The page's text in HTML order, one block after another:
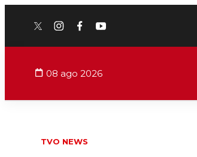
twitterinstagram
facebook
youtube
08 ago 2026
TVO NEWS